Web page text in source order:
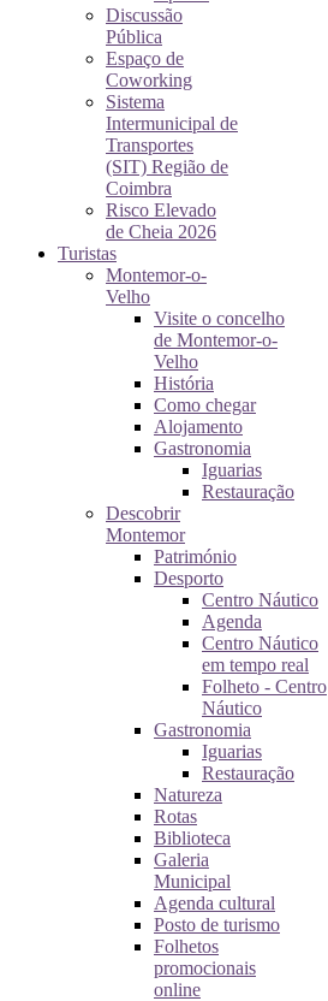
Discussão
Pública
Espaço de
Coworking
Sistema
Intermunicipal de
Transportes
(SIT) Região de
Coimbra
Risco Elevado
de Cheia 2026
Turistas
Montemor-o-
Velho
Visite o concelho
de Montemor-o-
Velho
História
Como chegar
Alojamento
Gastronomia
Iguarias
Restauração
Descobrir
Montemor
Património
Desporto
Centro Náutico
Agenda
Centro Náutico
em tempo real
Folheto - Centro
Náutico
Gastronomia
Iguarias
Restauração
Natureza
Rotas
Biblioteca
Galeria
Municipal
Agenda cultural
Posto de turismo
Folhetos
promocionais
online